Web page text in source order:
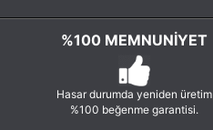
%100 MEMNUNIYET
Hasar durumda yeniden üretim
%100 beğenme garantisi.